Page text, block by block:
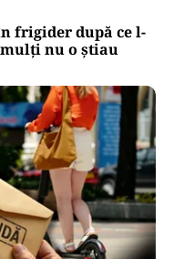
frigider după ce l-
mulți nu o știau